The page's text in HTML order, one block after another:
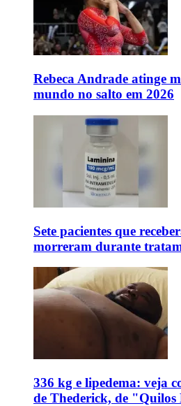
Rebeca Andrade atinge
mundo no salto em 2026
Sete pacientes que
morreram durante
336 kg e lipedema: veja
de Thederick, de